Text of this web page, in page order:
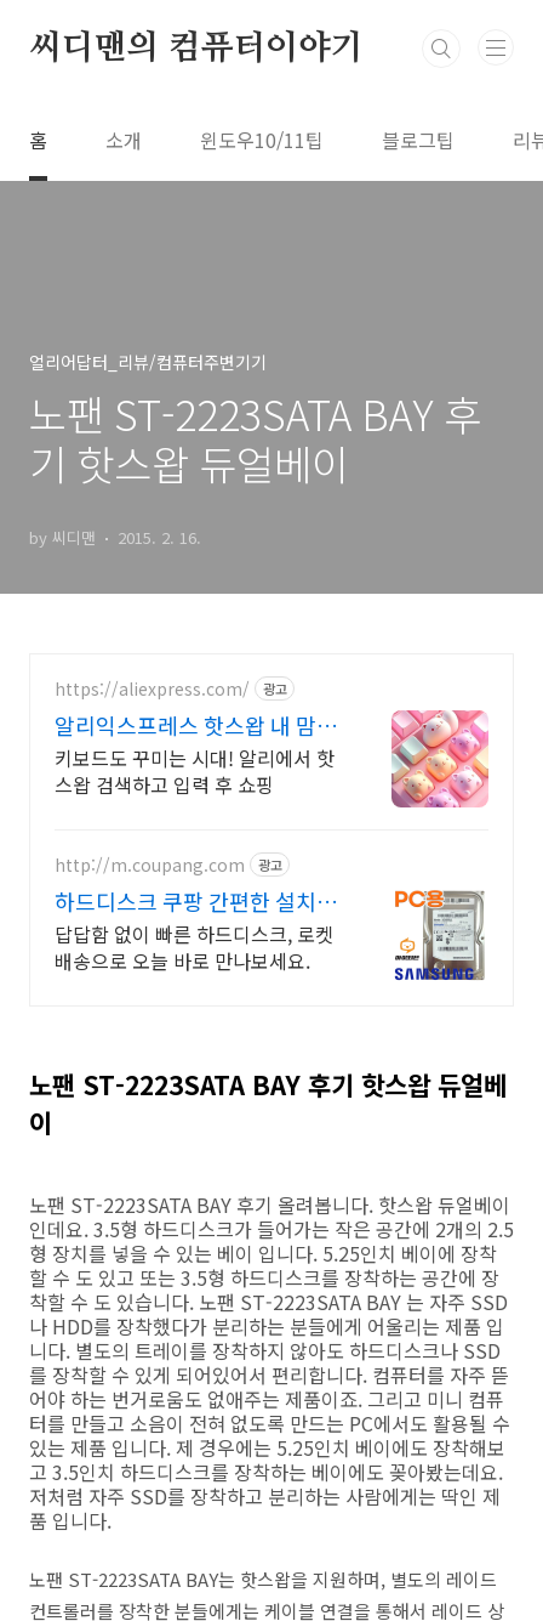
씨디맨의 컴퓨터이야기
홈 소개 윈도우10/11팁 블로그팁 리
얼리어답터_리뷰/컴퓨터주변기기
노팬 ST-2223SATA BAY 후
기 핫스왑 듀얼베이
by 씨디맨 2015. 2. 16.
https://aliexpress.com/ 광고
알리익스프레스 핫스왑 내 맘에
쏙드는 오늘의 특가
키보드도 꾸미는 시대! 알리에서 핫
스왑 검색하고 입력 후 쇼핑
http://m.coupang.com 광고
하드디스크 쿠팡 간편한 설치,
뛰어난 휴대성
답답함 없이 빠른 하드디스크, 로켓
배송으로 오늘 바로 만나보세요.
노팬 ST-2223SATA BAY 후기 핫스왑 듀얼베
이
노팬 ST-2223SATA BAY 후기 올려봅니다. 핫스왑 듀얼베이
인데요. 3.5형 하드디스크가 들어가는 작은 공간에 2개의 2.5
형 장치를 넣을 수 있는 베이 입니다. 5.25인치 베이에 장착
할 수 도 있고 또는 3.5형 하드디스크를 장착하는 공간에 장
착할 수 도 있습니다. 노팬 ST-2223SATA BAY 는 자주 SSD
나 HDD를 장착했다가 분리하는 분들에게 어울리는 제품 입
니다. 별도의 트레이를 장착하지 않아도 하드디스크나 SSD
를 장착할 수 있게 되어있어서 편리합니다. 컴퓨터를 자주 뜯
어야 하는 번거로움도 없애주는 제품이죠. 그리고 미니 컴퓨
터를 만들고 소음이 전혀 없도록 만드는 PC에서도 활용될 수
있는 제품 입니다. 제 경우에는 5.25인치 베이에도 장착해보
고 3.5인치 하드디스크를 장착하는 베이에도 꽂아봤는데요.
저처럼 자주 SSD를 장착하고 분리하는 사람에게는 딱인 제
품 입니다.
노팬 ST-2223SATA BAY는 핫스왑을 지원하며, 별도의 레이드
컨트롤러를 장착한 분들에게는 케이블 연결을 통해서 레이드 상